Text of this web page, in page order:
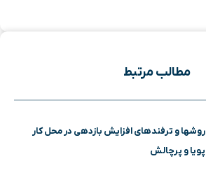
مطالب مرتبط
روشها و ترفندهای افزایش بازدهی در محل کار
پویا و پرچالش